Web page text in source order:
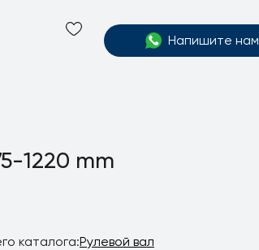
Напишите нам
1220 mm
каталога:Рулевой вал